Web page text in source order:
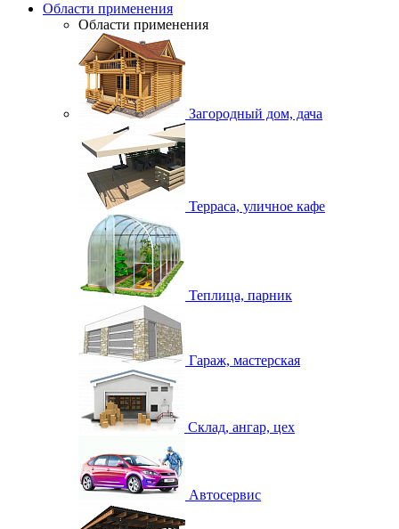
Области применения
Области применения
Загородный дом, дача
Терраса, уличное кафе
Теплица, парник
Гараж, мастерская
Склад, ангар, цех
Автосервис